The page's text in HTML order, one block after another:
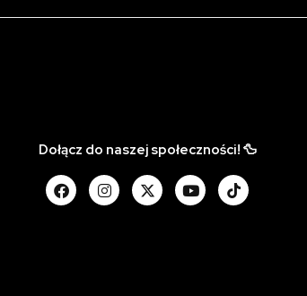
Dołącz do naszej społeczności! 🦆